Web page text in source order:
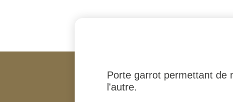
Porte garrot permettant de
l'autre.